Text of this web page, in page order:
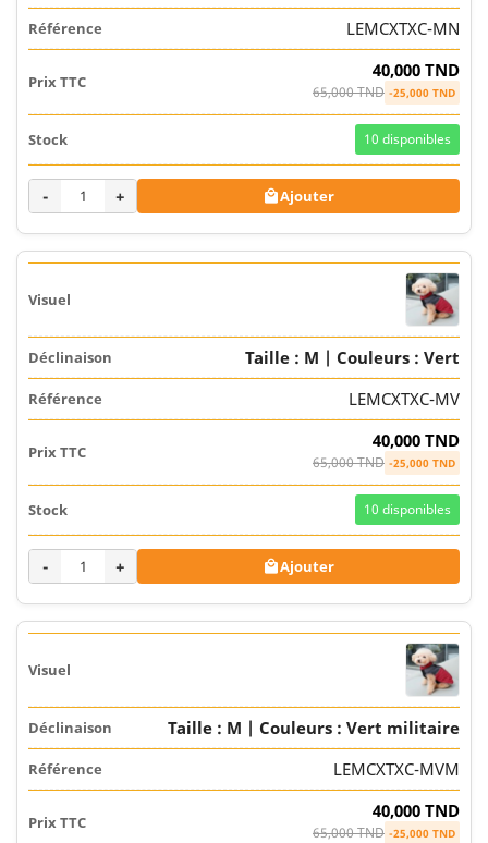
LEMCXTXC-MN
40,000 TND
65,000 TND -25,000 TND
10 disponibles
- + Ajouter
Taille : M | Couleurs : Vert
LEMCXTXC-MV
40,000 TND
65,000 TND -25,000 TND
10 disponibles
- + Ajouter
Taille : M | Couleurs : Vert militaire
LEMCXTXC-MVM
40,000 TND
65,000 TND -25,000 TND